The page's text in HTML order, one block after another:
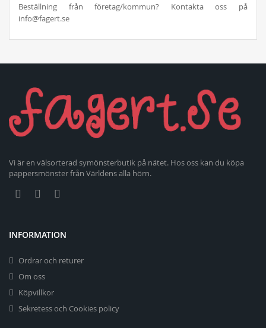
Beställning från företag/kommun? Kontakta oss på
info@fagert.se
Vi är en välsorterad symönsterbutik på nätet. Hos oss kan du köpa
pappersmönster från Världens alla hörn.
INFORMATION
Ordrar och returer
Om oss
Köpvillkor
Sekretess och Cookies policy